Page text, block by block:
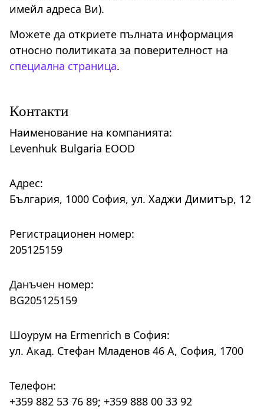
имейл адреса Ви).
Можете да откриете пълната информация
относно политиката за поверителност на
специална страница.
Контакти
Наименование на компанията:
Levenhuk Bulgaria EOOD
Адрес:
България, 1000 София, ул. Хаджи Димитър, 12
Регистрационен номер:
205125159
Данъчен номер:
BG205125159
Шоурум на Ermenrich в София:
ул. Акад. Стефан Младенов 46 А, София, 1700
Телефон:
+359 882 53 76 89; +359 888 00 33 92